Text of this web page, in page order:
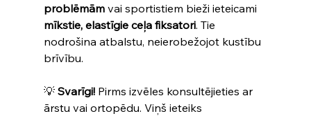
problēmām vai sportistiem bieži ieteicami
mīkstie, elastīgie ceļa fiksatori. Tie
nodrošina atbalstu, neierobežojot kustību
brīvību.
💡 Svarīgi! Pirms izvēles konsultējieties ar
ārstu vai ortopēdu. Viņš ieteiks